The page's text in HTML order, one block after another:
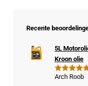
Recente
Gewaardeer
5L
Kroon olie
Arch Roob